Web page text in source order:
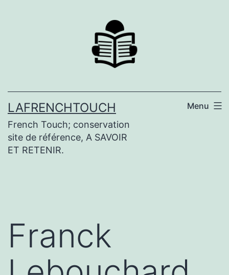
LAFRENCHTOUCH
French Touch; conservation
site de référence, A SAVOIR
ET RETENIR.
Menu
Franck